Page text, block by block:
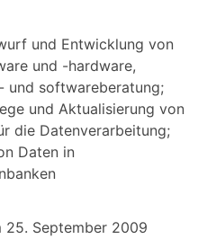
und Entwicklung von
und -hardware,
und softwareberatung;
und Aktualisierung von
die Datenverarbeitung;
Daten in
25. September 2009